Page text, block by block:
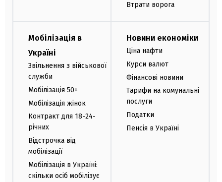
Втрати ворога
Мобілізація в
Україні
Звільнення з військової
служби
Мобілізація 50+
Мобілізація жінок
Контракт для 18-24-
річних
Відстрочка від
мобілізації
Мобілізація в Україні:
скільки осіб мобілізує
Новини економіки
Ціна нафти
Курси валют
Фінансові новини
Тарифи на комунальні
послуги
Податки
Пенсія в Україні